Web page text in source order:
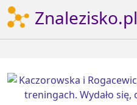
Znalezisko.pl